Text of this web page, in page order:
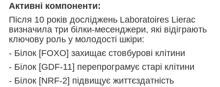
Активні компоненти:
Після 10 років досліджень Laboratoires Lierac
визначила три білки-месенджери, які відіграють
ключову роль у молодості шкіри:
- Білок [FOXO] захищає стовбурові клітини
- Білок [GDF-11] перепрограмує старі клітини
- Білок [NRF-2] підвищує життєздатність